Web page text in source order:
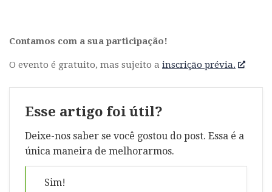
Contamos com a sua participação!
O evento é gratuito, mas sujeito a inscrição prévia.
Esse artigo foi útil?
Deixe-nos saber se você gostou do post. Essa é a
única maneira de melhorarmos.
Sim!